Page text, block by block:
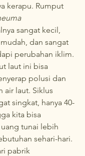
kerapu. Rumput
sangat kecil,
dan sangat
perubahan iklim.
laut ini bisa
polusi dan
air laut. Siklus
singkat, hanya 40-
kita bisa
tunai lebih
sehari-hari.
pabrik